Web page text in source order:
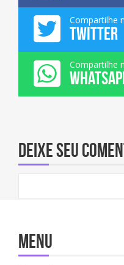
Compartilhe
TWITTER
Compartilhe
Deixe seu
Menu